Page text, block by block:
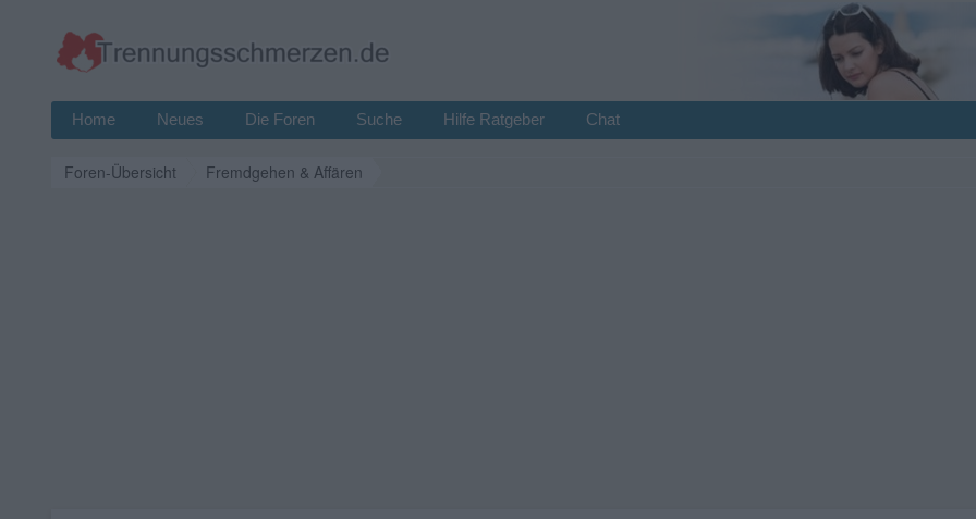
Home Neues Die Foren Suche Hilfe Ratgeber Chat
Foren-Übersicht Fremdgehen & Affären